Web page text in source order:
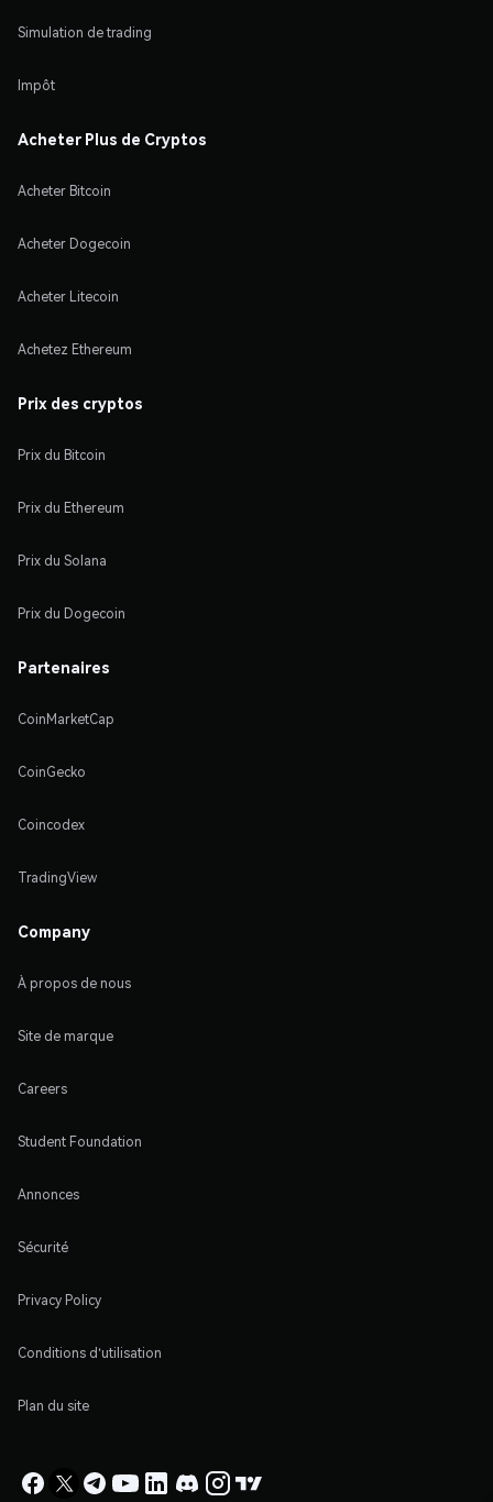
Simulation de trading
Impôt
Acheter Plus de Cryptos
Acheter Bitcoin
Acheter Dogecoin
Acheter Litecoin
Achetez Ethereum
Prix des cryptos
Prix du Bitcoin
Prix du Ethereum
Prix du Solana
Prix du Dogecoin
Partenaires
CoinMarketCap
CoinGecko
Coincodex
TradingView
Company
À propos de nous
Site de marque
Careers
Student Foundation
Annonces
Sécurité
Privacy Policy
Conditions d'utilisation
Plan du site